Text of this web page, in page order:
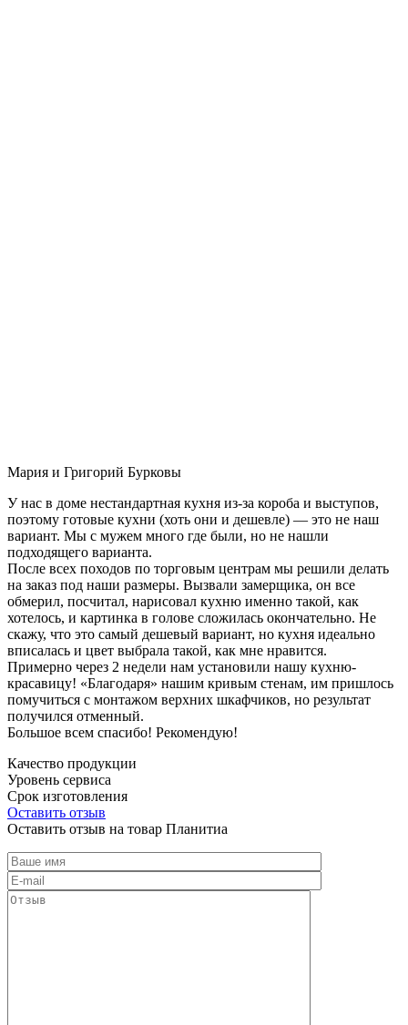
Мария и Григорий Бурковы
У нас в доме нестандартная кухня из-за короба и выступов,
поэтому готовые кухни (хоть они и дешевле) — это не наш
вариант. Мы с мужем много где были, но не нашли
подходящего варианта.
После всех походов по торговым центрам мы решили делать
на заказ под наши размеры. Вызвали замерщика, он все
обмерил, посчитал, нарисовал кухню именно такой, как
хотелось, и картинка в голове сложилась окончательно. Не
скажу, что это самый дешевый вариант, но кухня идеально
вписалась и цвет выбрала такой, как мне нравится.
Примерно через 2 недели нам установили нашу кухню-
красавицу! «Благодаря» нашим кривым стенам, им пришлось
помучиться с монтажом верхних шкафчиков, но результат
получился отменный.
Большое всем спасибо! Рекомендую!
Качество продукции
Уровень сервиса
Срок изготовления
Оставить отзыв
Оставить отзыв на товар Планитиа